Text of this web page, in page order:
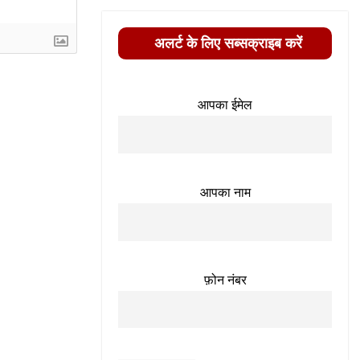
अलर्ट के लिए सब्सक्राइब करें
आपका ईमेल
आपका नाम
फ़ोन नंबर